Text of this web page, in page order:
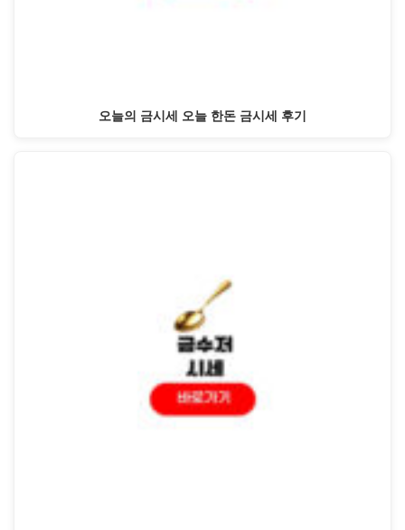
오늘의 금시세 오늘 한돈 금시세 후기